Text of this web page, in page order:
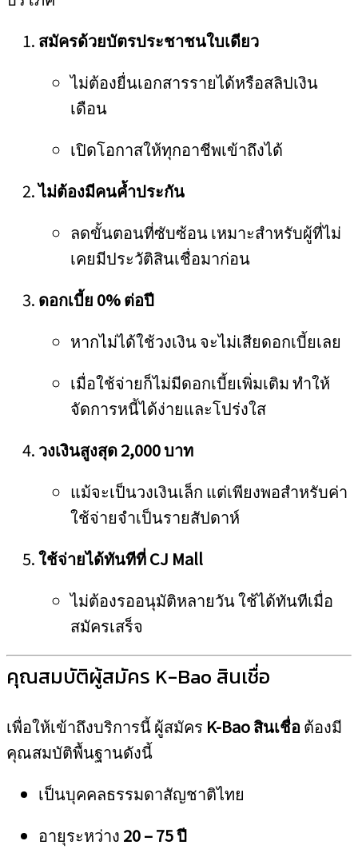
สมัครด้วยบัตรประชาชนใบเดียว
ไม่ต้องยื่นเอกสารรายได้หรือสลิปเงิน
เดือน
เปิดโอกาสให้ทุกอาชีพเข้าถึงได้
ไม่ต้องมีคนค้ำประกัน
ลดขั้นตอนที่ซับซ้อน เหมาะสำหรับผู้ที่ไม่
เคยมีประวัติสินเชื่อมาก่อน
ดอกเบี้ย 0% ต่อปี
หากไม่ได้ใช้วงเงิน จะไม่เสียดอกเบี้ยเลย
เมื่อใช้จ่ายก็ไม่มีดอกเบี้ยเพิ่มเติม ทำให้
จัดการหนี้ได้ง่ายและโปร่งใส
วงเงินสูงสุด 2,000 บาท
แม้จะเป็นวงเงินเล็ก แต่เพียงพอสำหรับค่า
ใช้จ่ายจำเป็นรายสัปดาห์
ใช้จ่ายได้ทันทีที่ CJ Mall
ไม่ต้องรออนุมัติหลายวัน ใช้ได้ทันทีเมื่อ
สมัครเสร็จ
คุณสมบัติผู้สมัคร K-Bao สินเชื่อ
เพื่อให้เข้าถึงบริการนี้ ผู้สมัคร K-Bao สินเชื่อ ต้องมี
คุณสมบัติพื้นฐานดังนี้
เป็นบุคคลธรรมดาสัญชาติไทย
อายุระหว่าง 20 – 75 ปี